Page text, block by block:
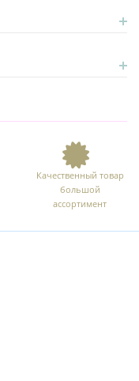
Качественный товар
большой
ассортимент